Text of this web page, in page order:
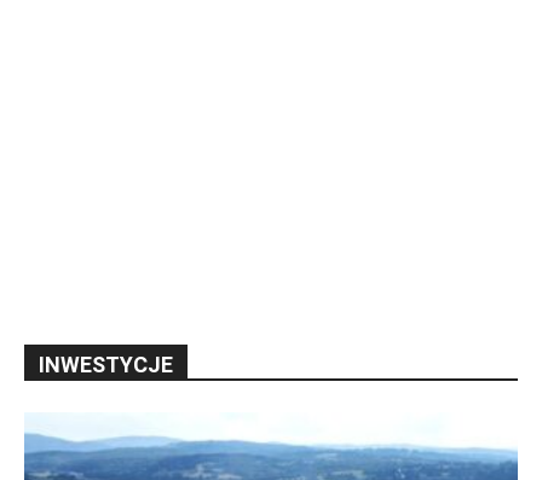
INWESTYCJE